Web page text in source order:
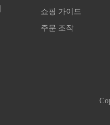
쇼핑 가이드
주문 조작